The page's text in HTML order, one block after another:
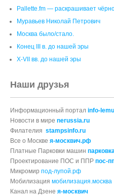
Pallette.fm — раскрашивает
Муравьев Николай Петрович
Москва было/стало.
Конец III в. до нашей эры
X-VII вв. до нашей эры
Наши друзья
Информационный портал info-
Новости в мире nerussia.ru
Филателия stampsinfo.ru
Все о Москве я-москвич.рф
Платные Парковки машин
Проектирование ПОС и ППР пос-
Микромир под-лупой.рф
Мобилизация мобилизация.москва
Канал на Дзене я-москвич